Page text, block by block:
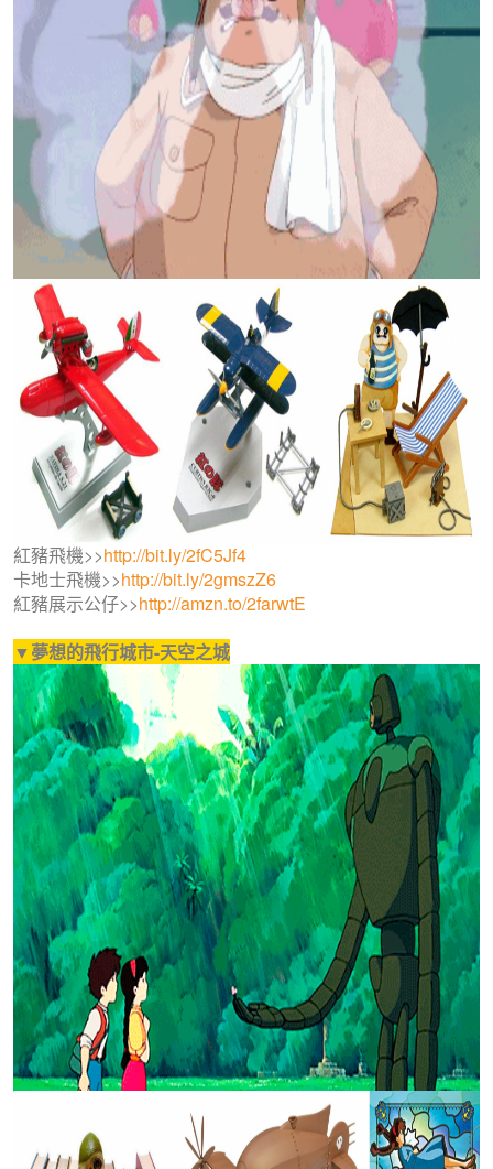
紅豬飛機>>http://bit.ly/2fC5Jf4
卡地士飛機>>http://bit.ly/2gmszZ6
紅豬展示公仔>>http://amzn.to/2farwtE
▼夢想的飛行城市-天空之城